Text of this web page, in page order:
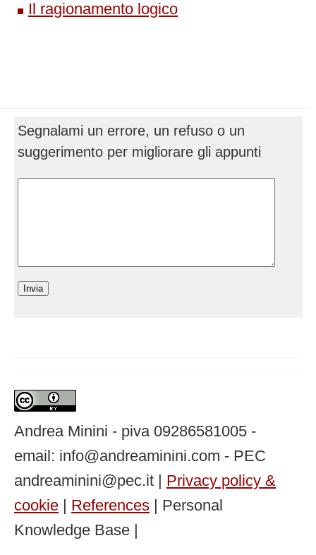
Il ragionamento logico
Segnalami un errore, un refuso o un
suggerimento per migliorare gli appunti
Andrea Minini - piva 09286581005 -
email: info@andreaminini.com - PEC
andreaminini@pec.it | Privacy policy &
cookie | References | Personal
Knowledge Base |